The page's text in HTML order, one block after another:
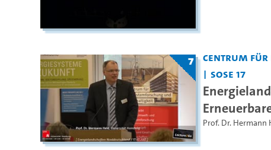
7
Centrum für
SoSe 17
Prof. Dr. Hermann